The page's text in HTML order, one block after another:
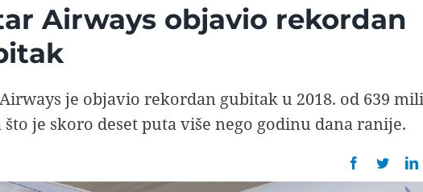
Airways objavio rekordan
je objavio rekordan gubitak u 2018. od 639
što je skoro deset puta više nego godinu dana ranije.